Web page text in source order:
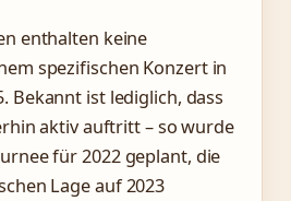
enthalten keine
spezifischen Konzert in
Bekannt ist lediglich, dass
aktiv auftritt – so wurde
für 2022 geplant, die
Lage auf 2023